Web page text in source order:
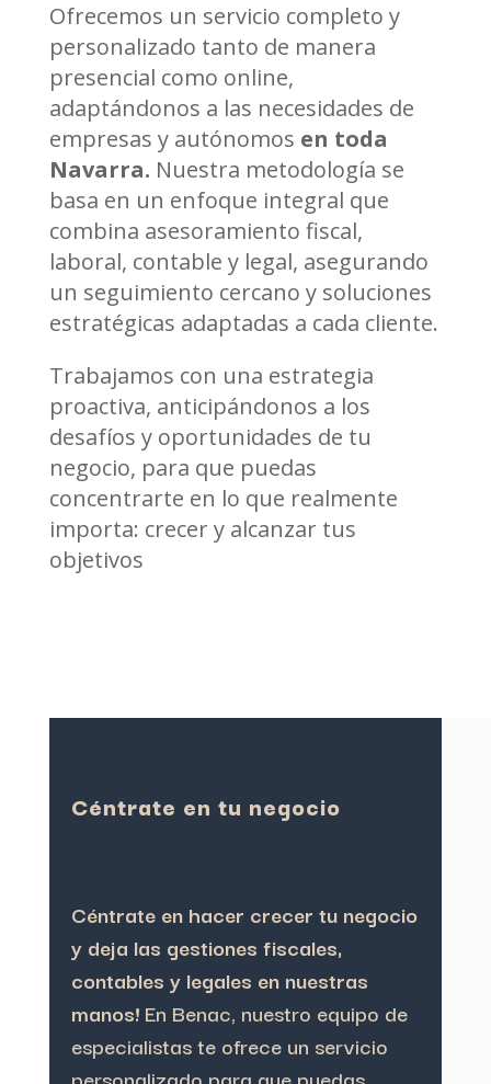
Ofrecemos un servicio completo y
personalizado tanto de manera
presencial como online,
adaptándonos a las necesidades de
empresas y autónomos en toda
Navarra. Nuestra metodología se
basa en un enfoque integral que
combina asesoramiento fiscal,
laboral, contable y legal, asegurando
un seguimiento cercano y soluciones
estratégicas adaptadas a cada cliente.
Trabajamos con una estrategia
proactiva, anticipándonos a los
desafíos y oportunidades de tu
negocio, para que puedas
concentrarte en lo que realmente
importa: crecer y alcanzar tus
objetivos
Céntrate en tu negocio
Céntrate en hacer crecer tu negocio
y deja las gestiones fiscales,
contables y legales en nuestras
manos!En Benac, nuestro equipo de
especialistas te ofrece un servicio